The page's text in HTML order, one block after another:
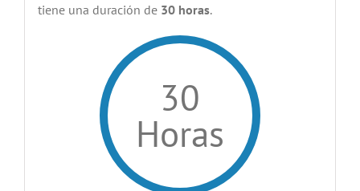
tiene una duración de 30 horas.
30
Horas